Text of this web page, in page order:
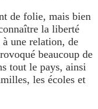
de folie, mais bien
la liberté
une relation, de
beaucoup de
tout le pays, ainsi
les écoles et